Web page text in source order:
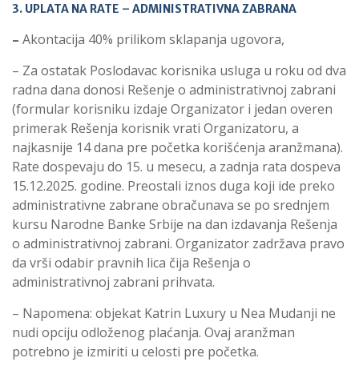
3. UPLATA NA RATE – ADMINISTRATIVNA ZABRANA
– Akontacija 40% prilikom sklapanja ugovora,
– Za ostatak Poslodavac korisnika usluga u roku od dva
radna dana donosi Rešenje o administrativnoj zabrani
(formular korisniku izdaje Organizator i jedan overen
primerak Rešenja korisnik vrati Organizatoru, a
najkasnije 14 dana pre početka korišćenja aranžmana).
Rate dospevaju do 15. u mesecu, a zadnja rata dospeva
15.12.2025. godine. Preostali iznos duga koji ide preko
administrativne zabrane obračunava se po srednjem
kursu Narodne Banke Srbije na dan izdavanja Rešenja
o administrativnoj zabrani. Organizator zadržava pravo
da vrši odabir pravnih lica čija Rešenja o
administrativnoj zabrani prihvata.
– Napomena: objekat Katrin Luxury u Nea Mudanji ne
nudi opciju odloženog plaćanja. Ovaj aranžman
potrebno je izmiriti u celosti pre početka.